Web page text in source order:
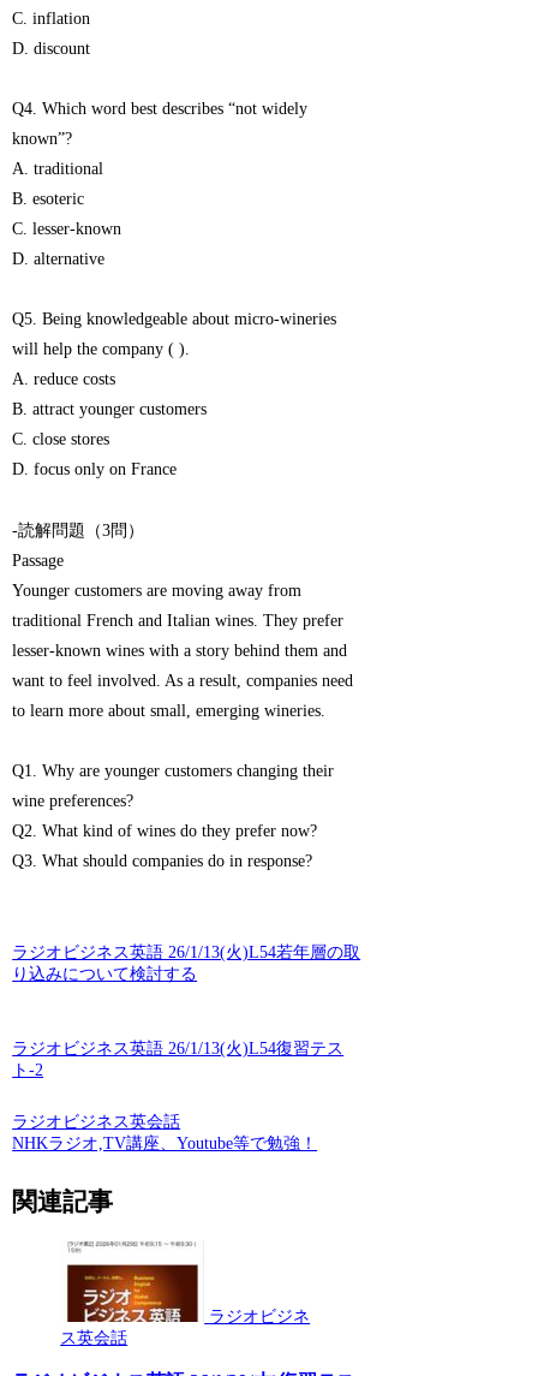
C. inflation
D. discount
Q4. Which word best describes “not widely
known”?
A. traditional
B. esoteric
C. lesser-known
D. alternative
Q5. Being knowledgeable about micro-wineries
will help the company ( ).
A. reduce costs
B. attract younger customers
C. close stores
D. focus only on France
-読解問題（3問）
Passage
Younger customers are moving away from
traditional French and Italian wines. They prefer
lesser-known wines with a story behind them and
want to feel involved. As a result, companies need
to learn more about small, emerging wineries.
Q1. Why are younger customers changing their
wine preferences?
Q2. What kind of wines do they prefer now?
Q3. What should companies do in response?
ラジオビジネス英語 26/1/13(火)L54若年層の取
り込みについて検討する
ラジオビジネス英語 26/1/13(火)L54復習テス
ト-2
ラジオビジネス英会話
NHKラジオ,TV講座、Youtube等で勉強！
関連記事
ラジオビジネ
ス英会話